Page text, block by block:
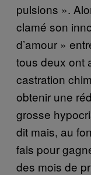
pulsions ».
clamé son
d’amour »
tous deux ont
castration
obtenir une
grosse
dit mais, au
fais pour
des mois de